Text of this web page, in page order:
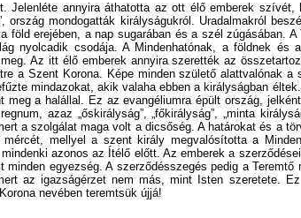
Jelenléte annyira áthatotta az ott élő emberek szívét,
ország mondogatták királyságukról. Uradalmakról
erejében, a nap sugarában és a szél zúgásában. A
nyolcadik csodája. A Mindenhatónak, a földnek és
Az itt élő emberek annyira szerették az
a Szent Korona. Képe minden születő alattvalónak a
mindazokat, akik valaha ebben a királyságban
a halállal. Ez az evangéliumra épült ország,
azaz „őskirályság”, „főkirályság”, „minta
a szolgálat maga volt a dicsőség. A határokat és a
mellyel a szent király megvalósította a
azonos az Ítélő előtt. Az emberek a
egyezség. A szerződésszegés pedig a Teremtő
az igazságérzet nem más, mint Isten szeretete.
nevében teremtsük újjá!